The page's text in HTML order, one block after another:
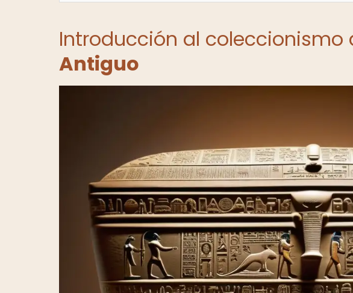
Introducción al coleccionismo
Antiguo